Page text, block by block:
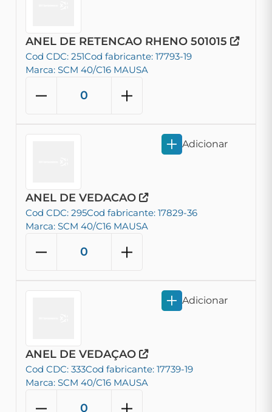
ANEL DE RETENCAO RHENO 501015
Cod CDC: 251Cod fabricante: 17793-19
Marca: SCM 40/C16 MAUSA
ANEL DE VEDACAO
Cod CDC: 295Cod fabricante: 17829-36
Marca: SCM 40/C16 MAUSA
Adicionar
ANEL DE VEDAÇAO
Cod CDC: 333Cod fabricante: 17739-19
Marca: SCM 40/C16 MAUSA
Adicionar